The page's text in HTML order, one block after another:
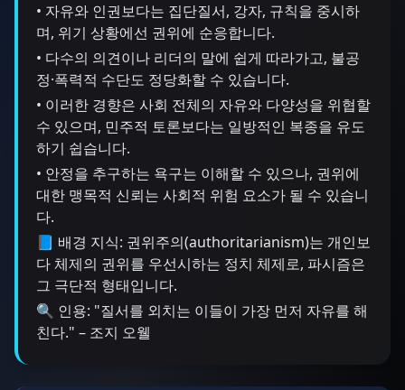
• 자유와 인권보다는 집단질서, 강자, 규칙을 중시하
며, 위기 상황에선 권위에 순응합니다.
• 다수의 의견이나 리더의 말에 쉽게 따라가고, 불공
정·폭력적 수단도 정당화할 수 있습니다.
• 이러한 경향은 사회 전체의 자유와 다양성을 위협할
수 있으며, 민주적 토론보다는 일방적인 복종을 유도
하기 쉽습니다.
• 안정을 추구하는 욕구는 이해할 수 있으나, 권위에
대한 맹목적 신뢰는 사회적 위험 요소가 될 수 있습니
다.
📘 배경 지식: 권위주의(authoritarianism)는 개인보
다 체제의 권위를 우선시하는 정치 체제로, 파시즘은
그 극단적 형태입니다.
🔍 인용: "질서를 외치는 이들이 가장 먼저 자유를 해
친다." – 조지 오웰